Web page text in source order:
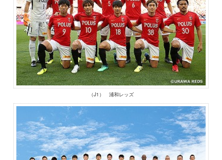
（J1） 浦和レッズ